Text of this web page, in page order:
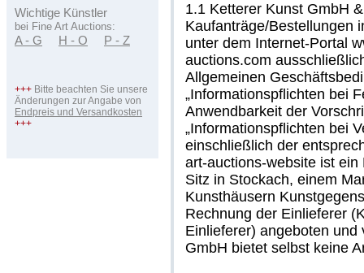
Wichtige Künstler
bei Fine Art Auctions:
A - G H - O P - Z
+++ Bitte beachten Sie unsere
Änderungen zur Angabe von
Endpreis und Versandkosten
+++
1.1 Ketterer Kunst GmbH
Kaufanträge/Bestellungen
unter dem Internet-Portal
auctions.com
Allgemeinen
„Informationspflichten bei
Anwendbarkeit der
„Informationspflichten bei
einschließlich der
art-auctions-website ist
Sitz in Stockach, einem
Kunsthäusern
Rechnung der Einlieferer
Einlieferer) angeboten
GmbH bietet selbst keine